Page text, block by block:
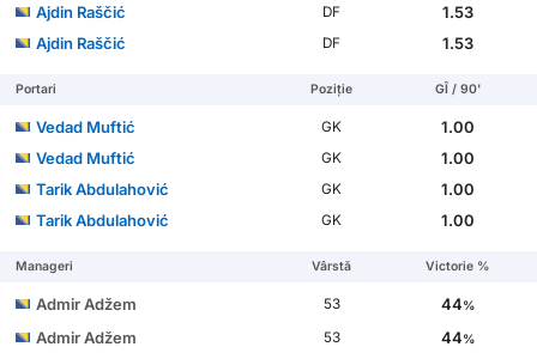
Ajdin Raščić
DF
1.53
Ajdin Raščić
DF 1.53
Portari Poziție GÎ / 90'
Vedad Muftić GK
1.00
Vedad Muftić
GK
1.00
Tarik Abdulahović
GK
1.00
Tarik Abdulahović
GK 1.00
Manageri Vârstă Victorie %
Admir Adžem 53 44%
Admir Adžem 53 44%